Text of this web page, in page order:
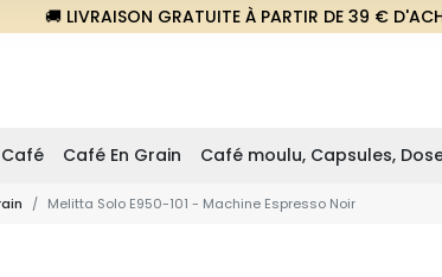
🚚 LIVRAISON GRATUITE À PARTIR DE 39 €
Café En Grain Café moulu, Capsules,
Melitta Solo E950-101 - Machine Espresso Noir